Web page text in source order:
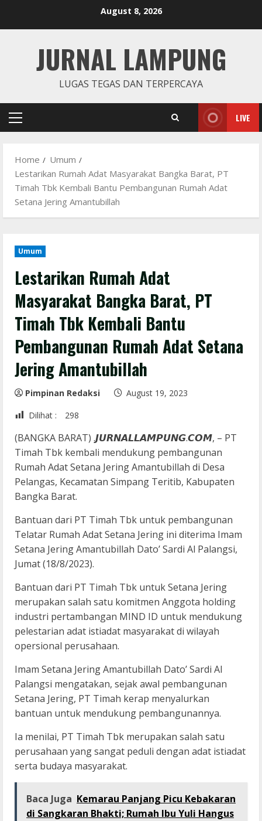
August 8, 2026
JURNAL LAMPUNG
LUGAS TEGAS DAN TERPERCAYA
Primary
LIVE
Home
Umum
Lestarikan Rumah Adat Masyarakat Bangka Barat, PT
Timah Tbk Kembali Bantu Pembangunan Rumah Adat
Setana Jering Amantubillah
Umum
Lestarikan Rumah Adat
Masyarakat Bangka Barat, PT
Timah Tbk Kembali Bantu
Pembangunan Rumah Adat Setana
Jering Amantubillah
Pimpinan Redaksi
August 19, 2023
Dilihat :
298
(BANGKA BARAT) .𝙅𝙐𝙍𝙉𝘼𝙇𝙇𝘼𝙈𝙋𝙐𝙉𝙂.𝘾𝙊𝙈, – PT
Timah Tbk kembali mendukung pembangunan
Rumah Adat Setana Jering Amantubillah di Desa
Pelangas, Kecamatan Simpang Teritib, Kabupaten
Bangka Barat.
Bantuan dari PT Timah Tbk untuk pembangunan
Telatar Rumah Adat Setana Jering ini diterima Imam
Setana Jering Amantubillah Dato’ Sardi Al Palangsi,
Jumat (18/8/2023).
Bantuan dari PT Timah Tbk untuk Setana Jering
merupakan salah satu komitmen Anggota holding
industri pertambangan MIND ID untuk mendukung
pelestarian adat istiadat masyarakat di wilayah
opersional perusahaan.
Imam Setana Jering Amantubillah Dato’ Sardi Al
Palangsi mengatakan, sejak awal pembangunan
Setana Jering, PT Timah kerap menyalurkan
bantuan untuk mendukung pembangunannya.
Ia menilai, PT Timah Tbk merupakan salah satu
perusahaan yang sangat peduli dengan adat istiadat
serta budaya masyarakat.
Baca Juga Kemarau Panjang Picu Kebakaran
di Sangkaran Bhakti; Rumah Ibu Yuli Hangus